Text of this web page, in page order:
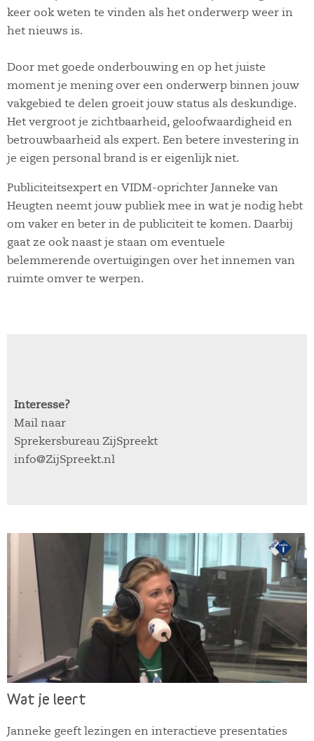
keer ook weten te vinden als het onderwerp weer in
het nieuws is.
Door met goede onderbouwing en op het juiste
moment je mening over een onderwerp binnen jouw
vakgebied te delen groeit jouw status als deskundige.
Het vergroot je zichtbaarheid, geloofwaardigheid en
betrouwbaarheid als expert. Een betere investering in
je eigen personal brand is er eigenlijk niet.
Publiciteitsexpert en VIDM-oprichter Janneke van
Heugten neemt jouw publiek mee in wat je nodig hebt
om vaker en beter in de publiciteit te komen. Daarbij
gaat ze ook naast je staan om eventuele
belemmerende overtuigingen over het innemen van
ruimte omver te werpen.
Interesse?
Mail naar
Sprekersbureau ZijSpreekt
info@ZijSpreekt.nl
Wat je leert
Janneke geeft lezingen en interactieve presentaties